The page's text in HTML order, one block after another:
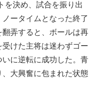
を決め、試合を振り出
ータイムとなった終了
弄すると、ボールは再
けた主将は迷わずゴー
に逆転に成功した。青
大興奮に包まれた状態